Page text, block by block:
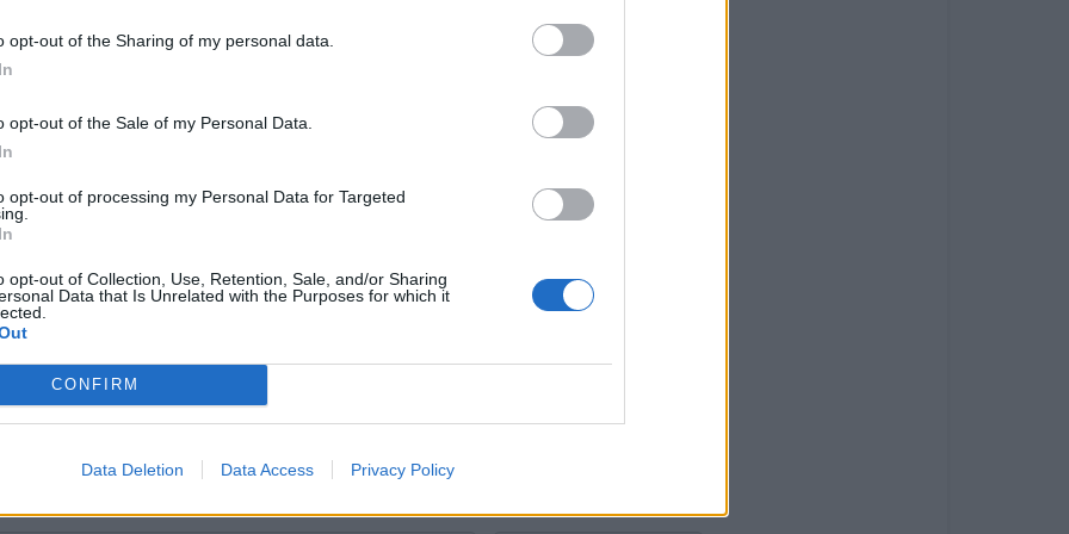
opt-out of the Sharing of my personal data.
opt-out of the Sale of my Personal Data.
opt-out of processing my Personal Data for Targeted
opt-out of Collection, Use, Retention, Sale, and/or Sharing
Data that Is Unrelated with the Purposes for which it
CONFIRM
Data Deletion Data Access Privacy Policy
come segno di vicinanza alla famiglia.Questo servizio costa 30€ +
comparirà nella partecipazione